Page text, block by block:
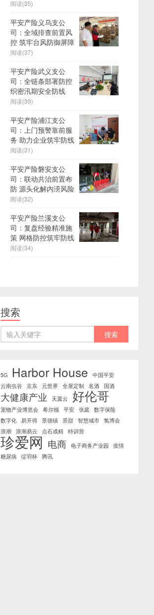
阅读(35)
平安产险义乌支公
司：全域排查前置风
控 筑牢台风防御屏障
阅读(37)
平安产险武义支公
司：全链条部署防控
织密汛期安全防线
阅读(39)
平安产险浦江支公
司：上门预警靠前服
务 助力企业筑牢防线
阅读(31)
平安产险磐安支公
司：联动共治前置布
防 源头化解内涝风险
阅读(32)
平安产险兰溪支公
司：复盘经验精准施
策 网格防控筑牢防线
阅读(34)
搜索
5G Harbor House
中国平安
云南虫谷 京东 元世界 全屋定制 名酒 国酒
大健康产业 天翼云 好伦哥
宠物产业博览会 希尔顿 平安 张庭
数字保险
数字化 易开得 景德镇 景甜 智慧城市 氢博会
浪潮 浪潮易云 点石成精 特训营
珍爱网 电商 电子商务产业园
疫情
糖尿病
绽羽杯 腾讯